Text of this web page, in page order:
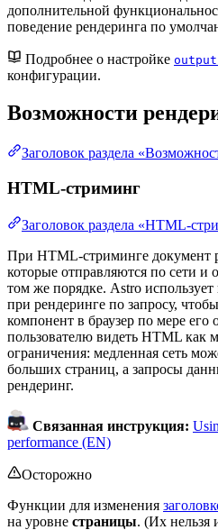
дополнительной
поведение рендеринга по
Подробнее о настройке output
конфигурации.
Возможности
Заголовок раздела
HTML-стриминг
Заголовок раздела «HTML-
При HTML-стриминге документ
которые отправляются по сети и
том же порядке. Astro
при рендеринге по запросу,
компонент в браузер по мере его
пользователю видеть HTML как
ограничения: медленная сеть
больших страниц, а запросы
рендеринг.
Связанная инструкция:
performance (EN)
Осторожно
Функции для изменения
на уровне страницы. (Их нельзя